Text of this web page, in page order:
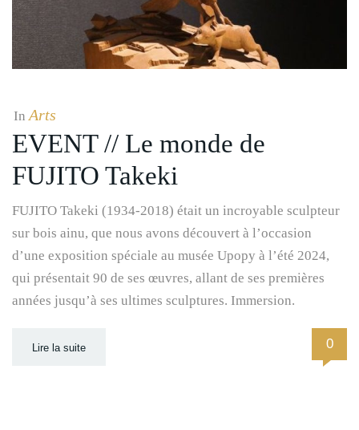
In Arts
EVENT // Le monde de
FUJITO Takeki
FUJITO Takeki (1934-2018) était un incroyable sculpteur
sur bois ainu, que nous avons découvert à l’occasion
d’une exposition spéciale au musée Upopy à l’été 2024,
qui présentait 90 de ses œuvres, allant de ses premières
années jusqu’à ses ultimes sculptures. Immersion.
Lire la suite 0